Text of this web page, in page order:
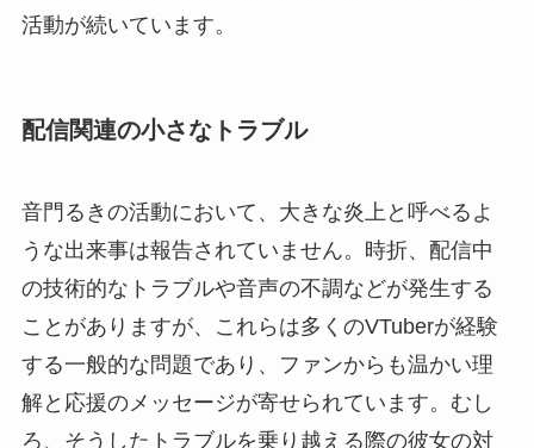
活動が続いています。
配信関連の小さなトラブル
音門るきの活動において、大きな炎上と呼べるよ
うな出来事は報告されていません。時折、配信中
の技術的なトラブルや音声の不調などが発生する
ことがありますが、これらは多くのVTuberが経験
する一般的な問題であり、ファンからも温かい理
解と応援のメッセージが寄せられています。むし
ろ、そうしたトラブルを乗り越える際の彼女の対